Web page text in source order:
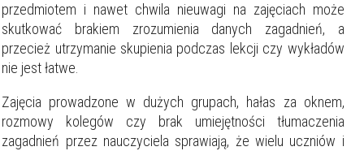
przedmiotem i nawet chwila nieuwagi na zajęciach może
skutkować brakiem zrozumienia danych zagadnień, a
przecież utrzymanie skupienia podczas lekcji czy wykładów
nie jest łatwe.
Zajęcia prowadzone w dużych grupach, hałas za oknem,
rozmowy kolegów czy brak umiejętności tłumaczenia
zagadnień przez nauczyciela sprawiają, że wielu uczniów i